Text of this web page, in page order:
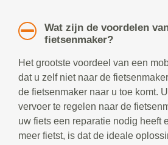
Wat zijn de voordelen
fietsenmaker?
Het grootste voordeel van een
dat u zelf niet naar de
de fietsenmaker naar u toe komt.
vervoer te regelen naar de
uw fiets een reparatie nodig heeft
meer fietst, is dat de ideale